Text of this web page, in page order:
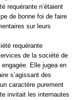
requérante n’étaient
de bonne foi de faire
sur leurs
requérante
de la société de
Elle jugea en
s’agissant des
caractère purement
invitait les internautes